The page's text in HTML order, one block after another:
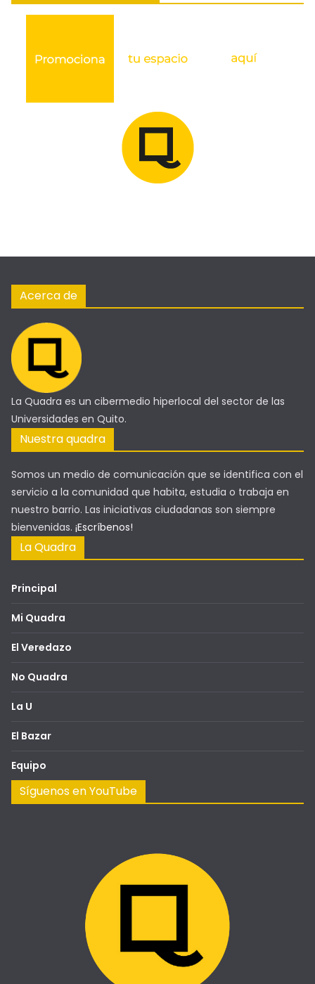
Acerca de
La Quadra es un cibermedio hiperlocal del sector de las
Universidades en Quito.
Nuestra quadra
Somos un medio de comunicación que se identifica con el
servicio a la comunidad que habita, estudia o trabaja en
nuestro barrio. Las iniciativas ciudadanas son siempre
bienvenidas. ¡Escríbenos!
La Quadra
Principal
Mi Quadra
El Veredazo
No Quadra
La U
El Bazar
Equipo
Síguenos en YouTube